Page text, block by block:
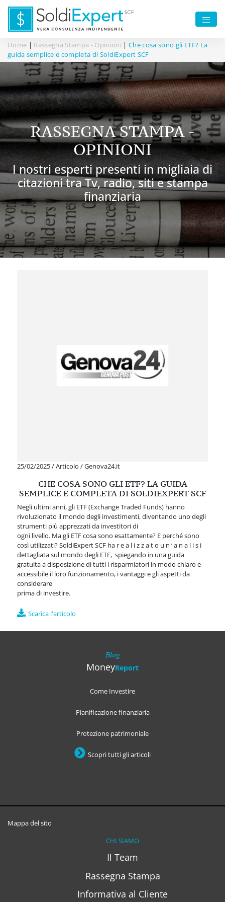
Home | Rassegna Stampa - Opinioni |Che cosa sono gli ETF? La
guida semplice e completa di SoldiExpert SCF
RASSEGNA STAMPA -
OPINIONI
I nostri esperti presenti in migliaia di
citazioni tra Tv, radio, siti e stampa
finanziaria
25/02/2025/Articolo /Genova24.it
CHE COSA SONO GLI ETF? LA GUIDA
SEMPLICE E COMPLETA DI SOLDIEXPERT SCF
Negli ultimi anni, gli ETF (Exchange Traded Funds) hanno
rivoluzionato il mondo degli investimenti, diventando uno degli
strumenti più apprezzati da investitori di
ogni livello. Ma gli ETF cosa sono esattamente? E perché sono
così utilizzati? SoldiExpert SCF ha r e a l i z z a t o u n ‘ a n a l i s i
dettagliata sul mondo degli ETF, spiegando in una guida
gratuita a disposizione di tutti i risparmiatori in modo chiaro e
accessibile il loro funzionamento, i vantaggi e gli aspetti da
considerare
prima di investire.
Scarica l'articolo
Blog
MoneyReport
Come Investire
Pianificazione finanziaria
Protezione patrimoniale
Scopri tutti gli articoli
Mappa del sito
CHI SIAMO
Il Team
Rassegna Stampa
Informativa al Cliente